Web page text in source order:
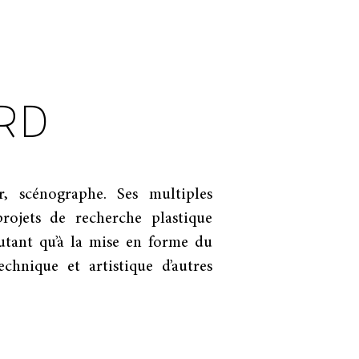
Ses multiples
de recherche plastique
qu’à la mise en forme du
et artistique d’autres